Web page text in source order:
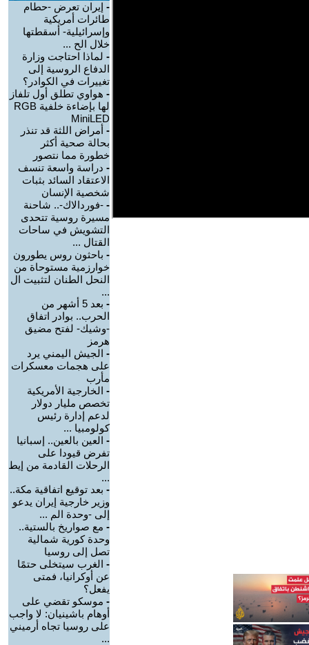
- إيران تعرض -حطام
طائرات أمريكية
وإسرائيلية- أسقطتها
خلال الح ...
- لماذا احتاجت وزارة
الدفاع الروسية إلى
تغييرات في الكوادر؟
- هواوي تطلق أول تلفاز
لها بإضاءة خلفية RGB
MiniLED
- أمراض اللثة قد تنذر
بحالة صحية أكثر
خطورة مما نتصور
- دراسة واسعة تنسف
الاعتقاد السائد بثبات
شخصية الإنسان
- -فوردالاك-.. شاحنة
مسيرة روسية تتحدى
التشويش في ساحات
القتال ...
- باحثون روس يطورون
خوارزمية مستوحاة من
النحل الطنان لتثبيت ال
...
-
بعد 5 أشهر من
الحرب.. بوادر اتفاق
-وشيك- لفتح مضيق
هرمز
- الجيش اليمني يرد
على هجمات معسكرات
مأرب
- الخارجية الأمريكية
تخصص مليار دولار
لدعم إدارة رئيس
كولومبيا ...
- العين بالعين.. إسبانيا
تفرض قيودا على
الرحلات القادمة من إيط
...
- بعد توقيع اتفاقية مكة..
وزير خارجية إيران يدعو
إلى -وحدة الم ...
- مع صواريخ بالستية..
وحدة كورية شمالية
تصل إلى روسيا
- الغرب سيتخلى حتمًا
عن أوكرانيا، فمتى
يفعل؟
- موسكو تقضي على
أوهام باشينيان: لا واجب
على روسيا تجاه أرميني
...